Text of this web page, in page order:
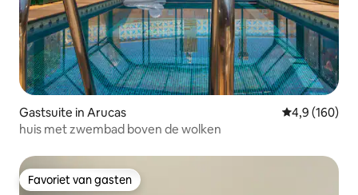
Gastsuite in Arucas Gemiddelde
4,9 (160)
huis met zwembad boven de wolken
Favoriet van gasten
Favoriet van gasten